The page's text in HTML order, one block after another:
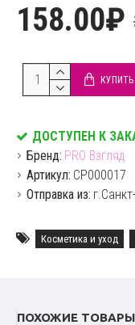
ДОСТУПЕН К
Бренд: PRO Взгляд
Артикул: CP000017
Отправка из:
158.00₽
КУПИТЬ
Косметика и уход
ПОХОЖИЕ ТОВАРЫ